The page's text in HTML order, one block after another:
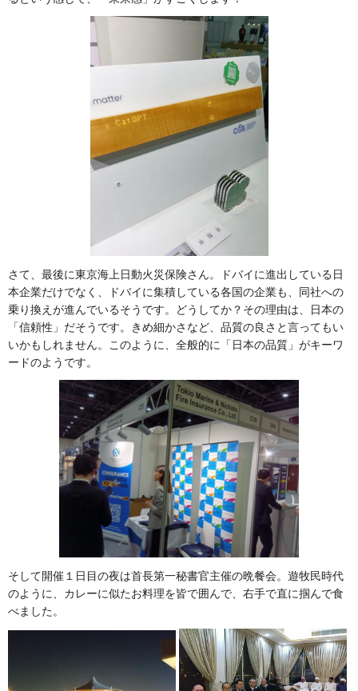
さて、最後に東京海上日動火災保険さん。ドバイに進出している日
本企業だけでなく、ドバイに集積している各国の企業も、同社への
乗り換えが進んでいるそうです。どうしてか？その理由は、日本の
「信頼性」だそうです。きめ細かさなど、品質の良さと言ってもい
いかもしれません。このように、全般的に「日本の品質」がキーワ
ードのようです。
そして開催１日目の夜は首長第一秘書官主催の晩餐会。遊牧民時代
のように、カレーに似たお料理を皆で囲んで、右手で直に掴んで食
べました。